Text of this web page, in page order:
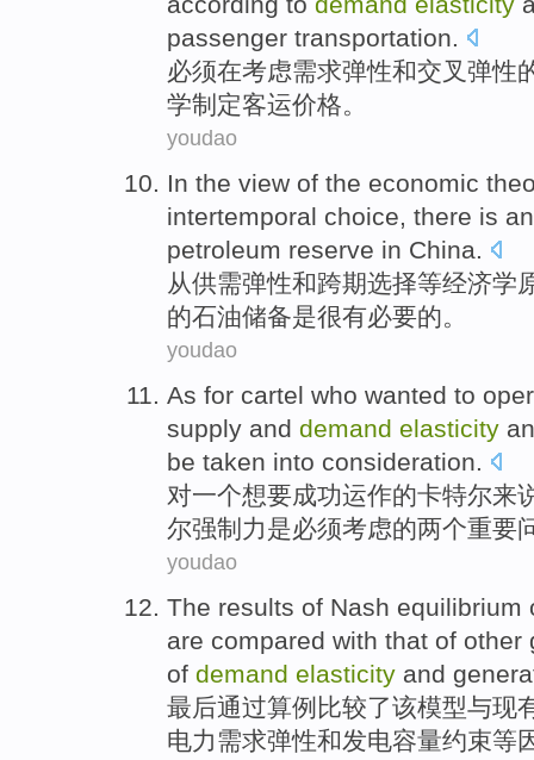
passenger transportation.
必须在考虑需求弹性和交叉 弹性
学制定客运价格。
youdao
In the view of the economic
intertemporal choice, there is
petroleum reserve in China.
从供需弹性和跨期选择等经济学
的石油储备是很有必要的。
youdao
As for cartel who wanted to
supply and demand elasticity
be taken into consideration.
对一个想要成功运作的卡特尔来
尔强制力是必须考虑的两个重要
youdao
The results of Nash equilibrium
are compared with that of other
of demand elasticity and
最后通过算例 比较了该模型与现
电力需求弹性和发电容量约束等